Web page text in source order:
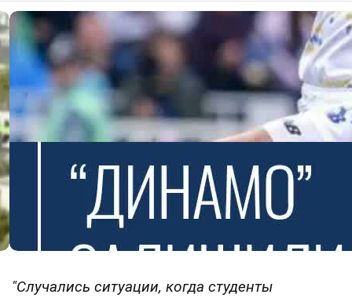
"Случались ситуации, когда студенты